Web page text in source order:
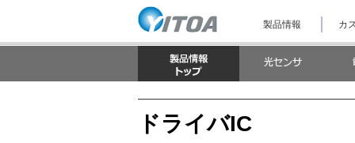
ナ
ビ
ゲ
ョ
ン
キ
製品情報 カ
ドライバIC